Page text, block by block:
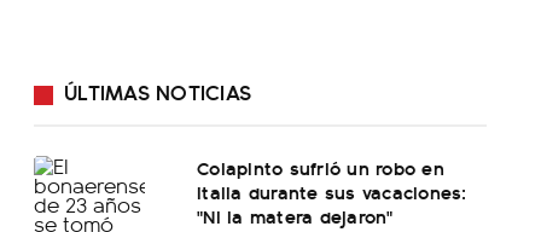
ÚLTIMAS NOTICIAS
Colapinto sufrió un robo en
Italia durante sus vacaciones:
"Ni la matera dejaron"